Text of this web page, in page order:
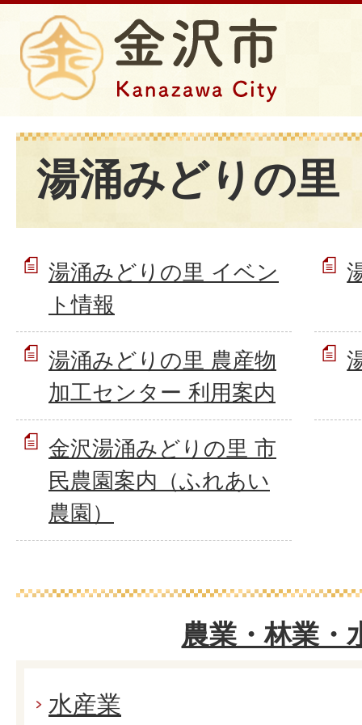
湯涌みどりの里
湯涌みどりの里 イベン
ト情報
湯涌みどりの里 農産物
加工センター 利用案内
金沢湯涌みどりの里 市
民農園案内（ふれあい
農園）
農業・林業・
水産業